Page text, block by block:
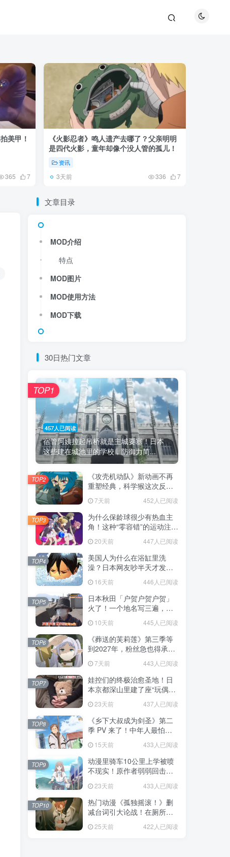
美甲！
365 7
《火影忍者》鸣人遗产去哪了？父亲明明
是四代火影，童年却像个没人管的孤儿！
资讯
3天前 336 7
文章目录
MOD介绍
特点
MOD图片
MOD使用方法
MOD下载
30日热门文章
457人已阅读
宿管阿姨拉起吊桥就是主城要塞！日本
这些建在城池里的学校，防御力简...
TOP1
《攻壳机动队》新动画不再
重塑经典，科学猴这次反而
7天前 452人已阅读
TOP2
为什么保龄球很少有热血主
角！这种“零容错”的运动注定
们的生活！
20天前 447人已阅读
TOP3
美国人为什么在浴缸里洗
澡？日本网友吵半天才发
藏在浴室地板里！
16天前 446人已阅读
TOP4
日本秋田「户贺户贺户贺」
火了！一个地名写三遍，竟
不是玩梗而是150年旧账！
10天前 445人已阅读
TOP5
《葬送的芙莉莲》第三季等
到2027年，粉丝急也得承认
这次慢得有道理！
7天前 443人已阅读
TOP6
娃控们的终极治愈圣地！日
本京都深山里建了座“玩偶神
社”，不仅能拍照还能给娃祈
福！23天前 437人已阅读
TOP7
《乡下大叔成为剑圣》第二
季 PV 来了！中年人最怕的
不是变老，而是没人愿意再
相信你！
15天前 433人已阅读
TOP8
动漫里骑车10公里上学被喷
不现实！原作者弱弱回击：
常通勤！
23天前 433人已阅读
TOP9
热门动漫《孤独摇滚！》删
减台词引大论战！在厕所吃
现充！
25天前 422人已阅读
TOP10